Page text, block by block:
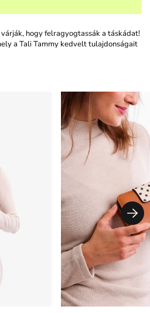
hogy felragyogtassák a táskádat!
a Tali Tammy kedvelt tulajdonságait